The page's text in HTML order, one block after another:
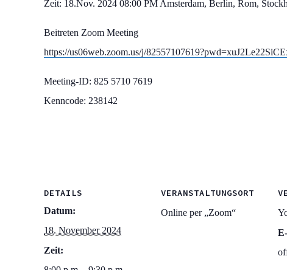
Zeit: 18.Nov. 2024 08:00 PM Amsterdam, Berlin, Rom,
Beitreten Zoom Meeting
https://us06web.zoom.us/j/
Meeting-ID: 825 5710 7619
Kenncode: 238142
DETAILS
Datum:
18. November 2024
Zeit:
VERANSTALTUNGSORT
Online per „Zoom“